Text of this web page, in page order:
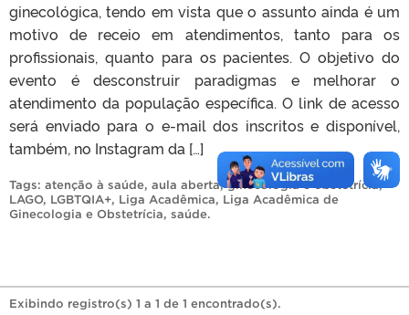
ginecológica, tendo em vista que o assunto ainda é um
motivo de receio em atendimentos, tanto para os
profissionais, quanto para os pacientes. O objetivo do
evento é desconstruir paradigmas e melhorar o
atendimento da população específica. O link de acesso
será enviado para o e-mail dos inscritos e disponível,
também, no Instagram da […]
Tags: atenção à saúde, aula aberta,ginecologia e obstetrícia ,
LAGO, LGBTQIA+, Liga Acadêmica, Liga Acadêmica de
Ginecologia e Obstetrícia, saúde.
Exibindo registro(s) 1 a 1 de 1 encontrado(s).